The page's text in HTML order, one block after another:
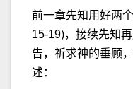
前一章先知用好两
15-19)，接续先知
告，祈求神的垂顾
述：